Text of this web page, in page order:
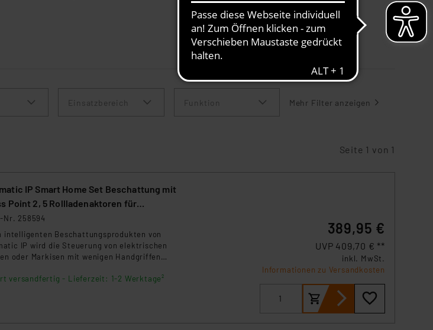
Einsatzbereich Funktion Mehr Filter anzeigen
Seite 1 von 1
IP Smart Home Set Beschattung mit
Point 2, 5 Rollladenaktoren für
258594
intelligenten Beschattungsprodukten von
IP wird die Steuerung von elektrischen
oder Markisen mit wenigen Handgriffen
2 versandfertig - Lieferzeit: 1-2 Werktage²
389,95 €
UVP 409,70 € **
inkl. MwSt.
Informationen zu Versandkosten